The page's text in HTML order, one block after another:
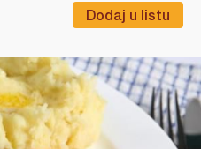
Dodaj u listu